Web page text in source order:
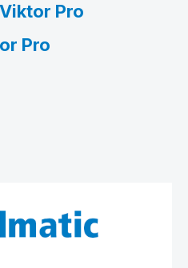
Pro
Pro